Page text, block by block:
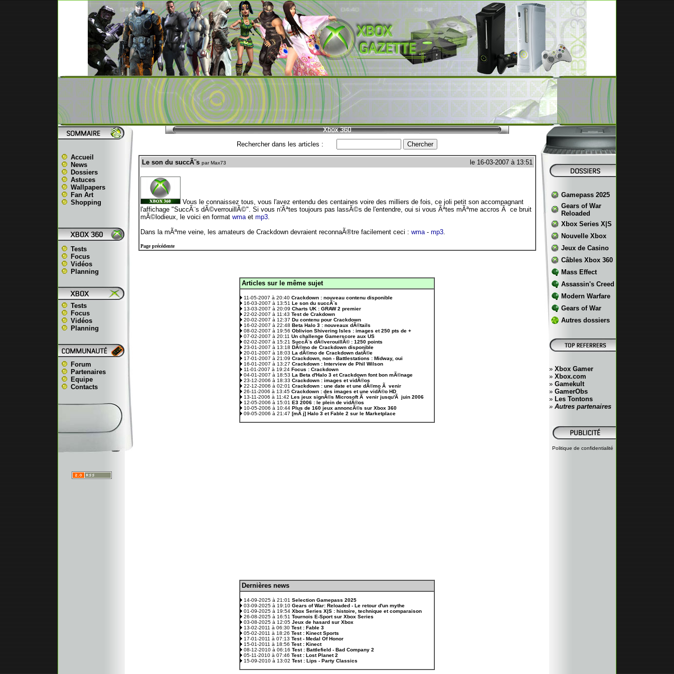
Accueil
News
Dossiers
Astuces
Wallpapers
Fan Art
Shopping
Tests
Focus
Vidéos
Planning
Tests
Focus
Vidéos
Planning
Forum
Partenaires
Equipe
Contacts
Rechercher dans les articles :
Le son du succÃ¨s par Max73 le 16-03-2007 à 13:51
Vous le connaissez tous, vous l'avez entendu des centaines voire des milliers de fois, ce joli petit son accompagnant
l'affichage "SuccÃ¨s dÃ©verrouillÃ©". Si vous n'Ãªtes toujours pas lassÃ©s de l'entendre, oui si vous Ãªtes mÃªme accros Ã ce bruit
mÃ©lodieux, le voici en format wmaet mp3.
Dans la mÃªme veine, les amateurs de Crackdown devraient reconnaÃ®tre facilement ceci : wma- mp3.
Page précédente
Articles sur le même sujet
11-05-2007 à 20:40 Crackdown : nouveau contenu disponible
16-03-2007 à 13:51 Le son du succÃ¨s
13-03-2007 à 20:09 Charts UK : GRAW 2 premier
22-02-2007 à 11:43 Test de Crakdown
20-02-2007 à 12:37 Du contenu pour Crackdown
16-02-2007 à 22:48 Beta Halo 3 : nouveaux dÃ©tails
08-02-2007 à 19:56 Oblivion Shivering Isles : images et 250 pts de +
07-02-2007 à 20:11 Un challenge Gamerscore aux US
02-02-2007 à 15:21 SuccÃ¨s dÃ©verouillÃ© : 1250 points
23-01-2007 à 13:18 DÃ©mo de Crackdown disponible
20-01-2007 à 18:03 La dÃ©mo de Crackdown datÃ©e
17-01-2007 à 21:09 Crackdown, non - Battlestations : Midway, oui
16-01-2007 à 13:27 Crackdown : Interview de Phil Wilson
11-01-2007 à 19:24 Focus : Crackdown
04-01-2007 à 18:53 La Beta d'Halo 3 et Crackdown font bon mÃ©nage
23-12-2006 à 18:33 Crackdown : images et vidÃ©os
22-12-2006 à 02:01 Crackdown : une date et une dÃ©mo Ã venir
26-11-2006 à 13:45 Crackdown : des images et une vidÃ©o HD
13-11-2006 à 11:42 Les jeux signÃ©s Microsoft Ã venir jusqu'Ã juin 2006
12-05-2006 à 15:01 E3 2006 : le plein de vidÃ©os
10-05-2006 à 10:44 Plus de 160 jeux annoncÃ©s sur Xbox 360
09-05-2006 à 21:47 [mÃ j] Halo 3 et Fable 2 sur le Marketplace
Dernières news
14-09-2025 à 21:01 Selection Gamepass 2025
03-09-2025 à 19:10 Gears of War: Reloaded - Le retour d'un mythe
01-09-2025 à 19:54 Xbox Series X|S : histoire, technique et comparaison
26-08-2025 à 16:51 Tournois E-Sport sur Xbox Series
03-08-2025 à 12:05 Jeux de hasard sur Xbox
13-02-2011 à 06:30 Test : Fable 3
05-02-2011 à 18:26 Test : Kinect Sports
17-01-2011 à 07:13 Test - Medal Of Honor
15-01-2011 à 18:56 Test : Kinect
08-12-2010 à 06:16 Test : Battlefield - Bad Company 2
05-11-2010 à 07:46 Test : Lost Planet 2
15-09-2010 à 13:02 Test : Lips - Party Classics
Gamepass 2025
Gears of War
Reloaded
Xbox Series X|S
Nouvelle Xbox
Jeux de Casino
Câbles Xbox 360
Mass Effect
Assassin's Creed
Modern Warfare
Gears of War
Autres dossiers
» Xbox Gamer
» Xbox.com
» Gamekult
» GamerObs
» Les Tontons
» Autres partenaires
Politique de confidentialité